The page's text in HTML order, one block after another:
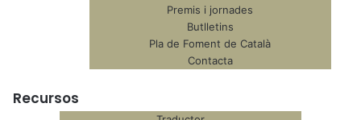
Premis i jornades
Butlletins
Pla de Foment de Català
Contacta
Recursos